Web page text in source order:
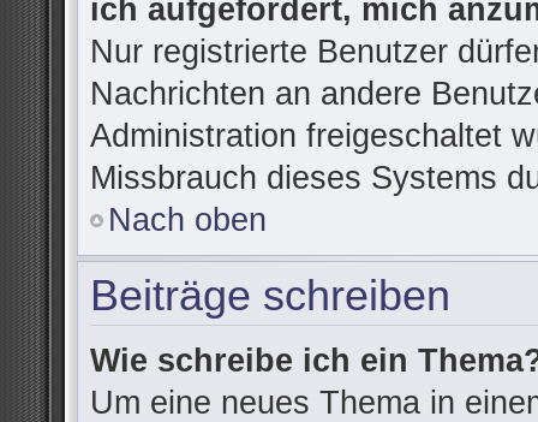
ich aufgefordert, mich
Nur registrierte Benutzer
Nachrichten an andere
Administration freigeschaltet
Missbrauch dieses Systems
Nach oben
Beiträge schreiben
Wie schreibe ich ein
Um eine neues Thema in